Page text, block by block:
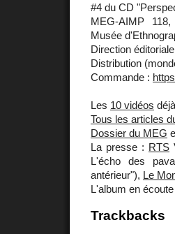
#4 du CD
MEG-AIMP
Musée
Direction
Distribution
Commande :
Les 10 vidéos
Tous les articles
Dossier du MEG
La presse : RTS
L'écho des
antérieur"), Le
L'album en
Trackbacks